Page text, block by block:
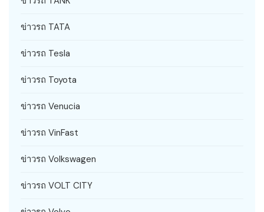
ข่าวรถ TATA
ข่าวรถ Tesla
ข่าวรถ Toyota
ข่าวรถ Venucia
ข่าวรถ VinFast
ข่าวรถ Volkswagen
ข่าวรถ VOLT CITY